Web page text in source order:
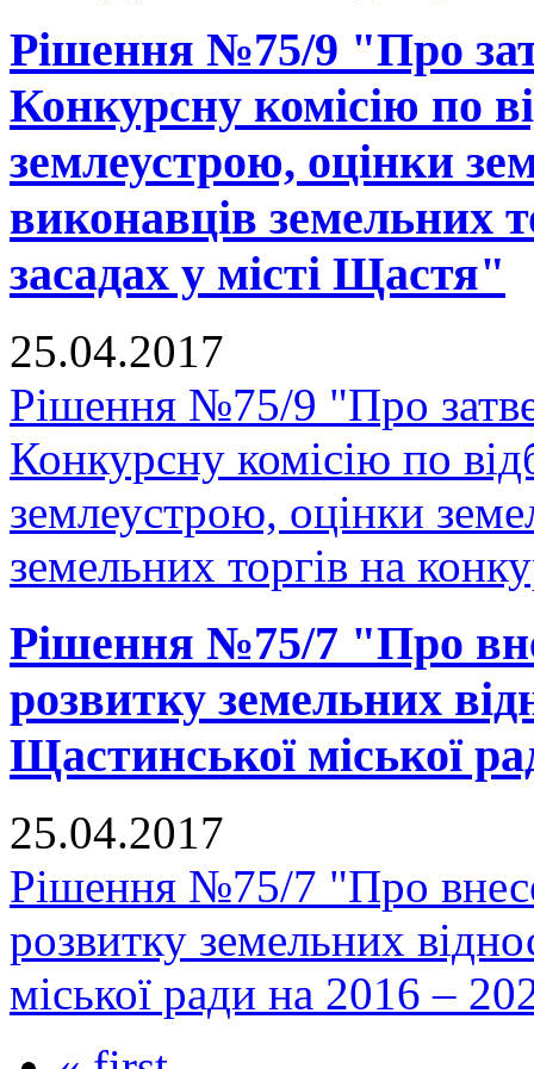
Рішення №75/9 "Про
Конкурсну комісію по
землеустрою, оцінки
виконавців земельних
засадах у місті Щастя"
25.04.2017
Рішення №75/9 "Про
Конкурсну комісію по
землеустрою, оцінки
земельних торгів на
Рішення №75/7 "Про
розвитку земельних
Щастинської міської
25.04.2017
Рішення №75/7 "Про
розвитку земельних
міської ради на 2016 –